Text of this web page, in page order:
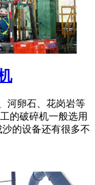
河卵石、花岗岩等
的破碎机一般选用
的设备还有很多不